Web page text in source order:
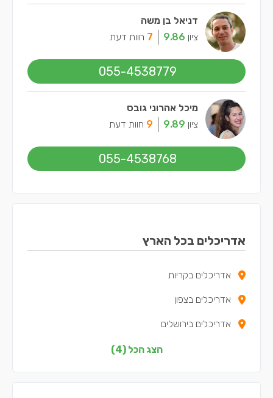
דניאל בן משה
ציון 9.86
7 חוות דעת
055-4538779
מיכל אהרוני גובס
ציון 9.89
9 חוות דעת
055-4538768
אדריכלים בכל הארץ
אדריכלים בקריות
אדריכלים בצפון
אדריכלים בירושלים
אדריכלים בתל אביבהצג הכל (4)